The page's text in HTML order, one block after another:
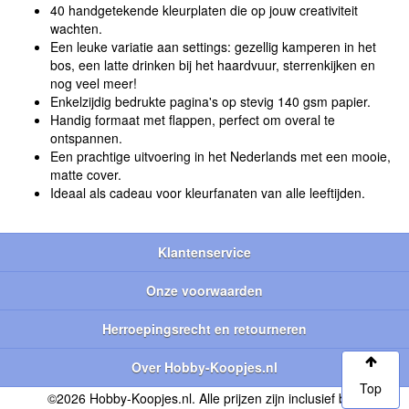
40 handgetekende kleurplaten die op jouw creativiteit
wachten.
Een leuke variatie aan settings: gezellig kamperen in het
bos, een latte drinken bij het haardvuur, sterrenkijken en
nog veel meer!
Enkelzijdig bedrukte pagina's op stevig 140 gsm papier.
Handig formaat met flappen, perfect om overal te
ontspannen.
Een prachtige uitvoering in het Nederlands met een mooie,
matte cover.
Ideaal als cadeau voor kleurfanaten van alle leeftijden.
Klantenservice
Onze voorwaarden
Herroepingsrecht en retourneren
Over Hobby-Koopjes.nl
©2026 Hobby-Koopjes.nl. Alle prijzen zijn inclusief btw.
Top